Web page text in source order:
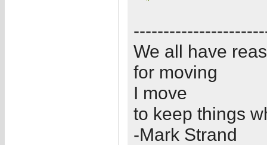
We all have
for moving
I move
to keep things
-Mark Strand